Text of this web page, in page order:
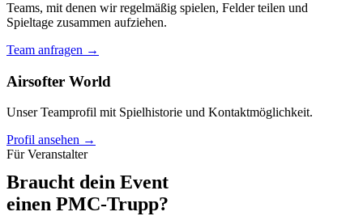
Teams, mit denen wir regelmäßig spielen, Felder teilen und
Spieltage zusammen aufziehen.
Team anfragen →
Airsofter World
Unser Teamprofil mit Spielhistorie und Kontaktmöglichkeit.
Profil ansehen →
Für Veranstalter
Braucht dein Event
einen PMC-Trupp?